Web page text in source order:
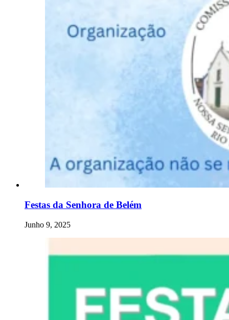
Festas da Senhora de Belém
Junho 9, 2025